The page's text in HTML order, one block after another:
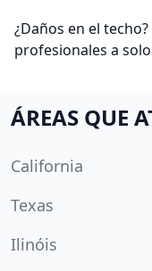
¿Daños en el
profesionales a
ÁREAS QUE
California
Texas
Ilinóis